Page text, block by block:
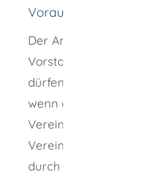
Voraussetzungen
Der Antrag wird von
Vorstands gestellt, die
dürfen. Es reicht ein
wenn dieses Mitglied
Vereinssatzung alleine
Vereins berechtigt ist.
durch mehrere oder gar